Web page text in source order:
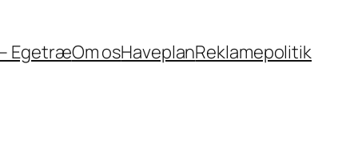
EgetræOm osHaveplanReklamepolitik